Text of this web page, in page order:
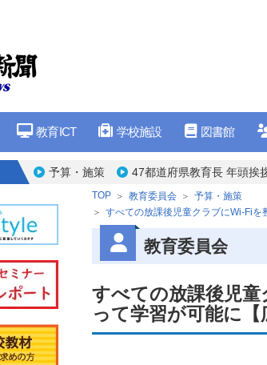
教育ICT 学校施設 図書館
予算・施策 47都道府県教育長 年頭挨
TOP 教育委員会
予算・施策
すべての放課後児童クラブにWi-Fi
教育委員会
すべての放課後児
って学習が可能に【